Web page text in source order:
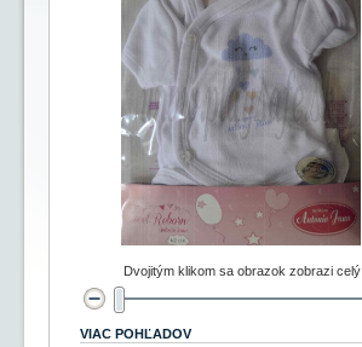
Dvojitým klikom sa obrazok zobrazi celý
VIAC POHĽADOV